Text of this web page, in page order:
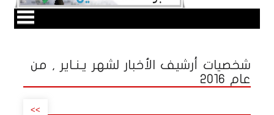
شخصيات أرشيف الأخبار لشهر يـنـاير , من
عام 2016
>>